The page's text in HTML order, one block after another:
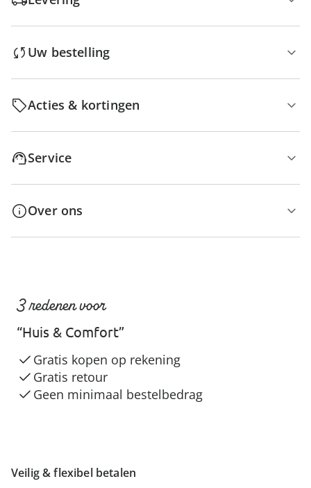
Uw bestelling
Acties & kortingen
Service
Over ons
Veilig & flexibel betalen
3 redenen voor
“Huis & Comfort”
Gratis kopen op rekening
Gratis retour
Geen minimaal bestelbedrag